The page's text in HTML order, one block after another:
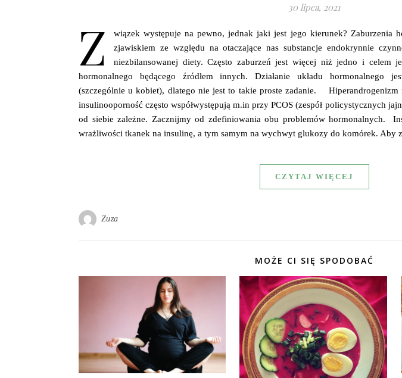
30 lipca, 2021
Z
wiązek występuje na pewno, jednak jaki jest jego kierunek? Zaburzenia
zjawiskiem ze względu na otaczające nas substancje endokrynnie
niezbilansowanej diety. Często zaburzeń jest więcej niż jedno i celem
hormonalnego będącego źródłem innych. Działanie układu hormonalnego
(szczególnie u kobiet), dlatego nie jest to takie proste zadanie. Hiperandrogenizm
insulinooporność często współwystępują m.in przy PCOS (zespół policystycznych
od siebie zależne. Zacznijmy od zdefiniowania obu problemów hormonalnych.
wrażliwości tkanek na insulinę, a tym samym na wychwyt glukozy do komórek. Aby
CZYTAJ WIĘCEJ
Zuza
MOŻE CI SIĘ SPODOBAĆ